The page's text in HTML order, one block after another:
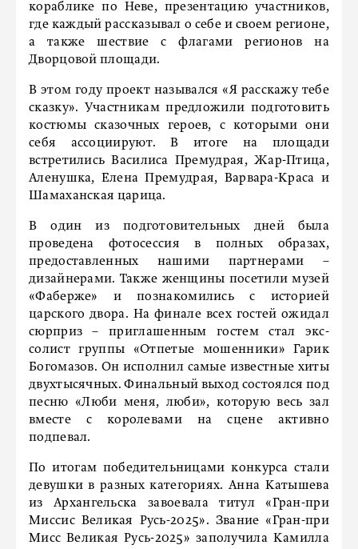
кораблике по Неве, презентацию участников,
где каждый рассказывал о себе и своем регионе,
а также шествие с флагами регионов на
Дворцовой площади.
В этом году проект назывался «Я расскажу тебе
сказку». Участникам предложили подготовить
костюмы сказочных героев, с которыми они
себя ассоциируют. В итоге на площади
встретились Василиса Премудрая, Жар-Птица,
Аленушка, Елена Премудрая, Варвара-Краса и
Шамаханская царица.
В один из подготовительных дней была
проведена фотосессия в полных образах,
предоставленных нашими партнерами –
дизайнерами. Также женщины посетили музей
«Фаберже» и познакомились с историей
царского двора. На финале всех гостей ожидал
сюрприз – приглашенным гостем стал экс-
солист группы «Отпетые мошенники» Гарик
Богомазов. Он исполнил самые известные хиты
двухтысячных. Финальный выход состоялся под
песню «Люби меня, люби», которую весь зал
вместе с королевами на сцене активно
подпевал.
По итогам победительницами конкурса стали
девушки в разных категориях. Анна Катышева
из Архангельска завоевала титул «Гран-при
Миссис Великая Русь-2025». Звание «Гран-при
Мисс Великая Русь-2025» заполучила Камилла